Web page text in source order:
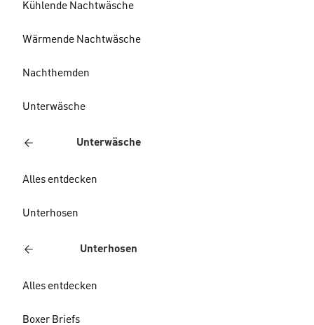
Kühlende Nachtwäsche
Wärmende Nachtwäsche
Nachthemden
Unterwäsche
Unterwäsche
Alles entdecken
Unterhosen
Unterhosen
Alles entdecken
Boxer Briefs